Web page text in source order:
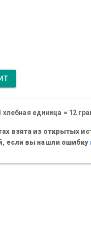
хлебная единица = 12
взята из открытых
если вы нашли ошибку